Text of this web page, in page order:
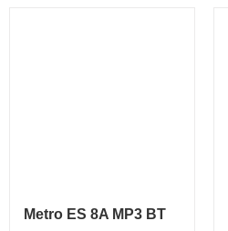
Metro ES 8A MP3 BT